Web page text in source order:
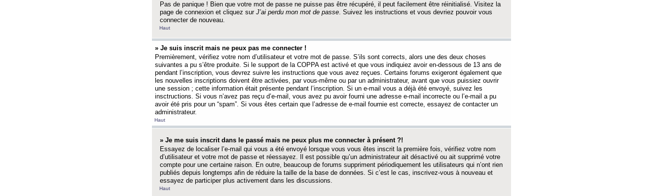
Pas de panique ! Bien que votre mot de passe ne puisse pas être récupéré, il peut facilement être réinitialisé. Visitez la
page de connexion et cliquez sur J’ai perdu mon mot de passe. Suivez les instructions et vous devriez pouvoir vous
connecter de nouveau.
Haut
» Je suis inscrit mais ne peux pas me connecter !
Premièrement, vérifiez votre nom d’utilisateur et votre mot de passe. S’ils sont corrects, alors une des deux choses
suivantes a pu s’être produite. Si le support de la COPPA est activé et que vous indiquiez avoir en-dessous de 13 ans de
pendant l’inscription, vous devrez suivre les instructions que vous avez reçues. Certains forums exigeront également que
les nouvelles inscriptions doivent être activées, par vous-même ou par un administrateur, avant que vous puissiez ouvrir
une session ; cette information était présente pendant l’inscription. Si un e-mail vous a déjà été envoyé, suivez les
insctructions. Si vous n’avez pas reçu d’e-mail, vous avez pu avoir fourni une adresse e-mail incorrecte ou l’e-mail a pu
avoir été pris pour un “spam”. Si vous êtes certain que l’adresse de e-mail fournie est correcte, essayez de contacter un
administrateur.
Haut
» Je me suis inscrit dans le passé mais ne peux plus me connecter à présent ?!
Essayez de localiser l’e-mail qui vous a été envoyé lorsque vous vous êtes inscrit la première fois, vérifiez votre nom
d’utilisateur et votre mot de passe et réessayez. Il est possible qu’un administrateur ait désactivé ou ait supprimé votre
compte pour une certaine raison. En outre, beaucoup de forums suppriment périodiquement les utilisateurs qui n’ont rien
publiés depuis longtemps afin de réduire la taille de la base de données. Si c’est le cas, inscrivez-vous à nouveau et
essayez de participer plus activement dans les discussions.
Haut